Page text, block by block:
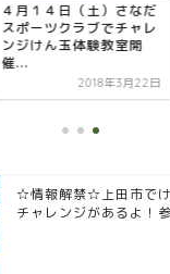
2020年度全日本少年少
女けん玉道選手権大会
甲信越・北陸ブロック...
☆情報解禁☆上田市で
チャレンジがあるよ！